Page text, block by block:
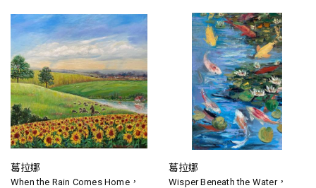
葛拉娜
When the Rain Comes Home，
葛拉娜
Wisper Beneath the Water，